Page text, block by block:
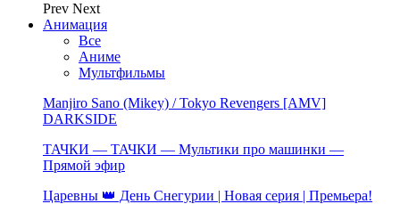
Prev Next
Анимация
Все
Аниме
Мультфильмы
Manjiro Sano (Mikey) / Tokyo Revengers [AMV]
DARKSIDE
ТАЧКИ — ТАЧКИ — Мультики про машинки —
Прямой эфир
Царевны 👑 День Снегурии | Новая серия | Премьера!